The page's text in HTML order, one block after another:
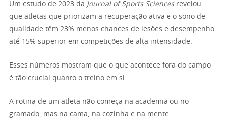
Um estudo de 2023 da Journal of Sports Sciencesrevelou
que atletas que priorizam a recuperação ativa e o sono de
qualidade têm 23% menos chances de lesões e desempenho
até 15% superior em competições de alta intensidade.
Esses números mostram que o que acontece fora do campo
é tão crucial quanto o treino em si.
A rotina de um atleta não começa na academia ou no
gramado, mas na cama, na cozinha e na mente.